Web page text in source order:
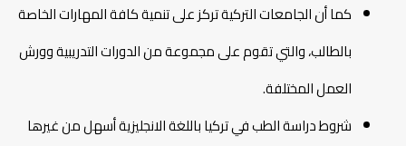
كما أن الجامعات التركية تركز على تنمية كافة المهارات الخاصة
بالطالب، والتي تقوم على مجموعة من الدورات التدريبية وورش
العمل المختلفة.
شروط دراسة الطب في تركيا باللغة الانجليزية أسهل من غيرها